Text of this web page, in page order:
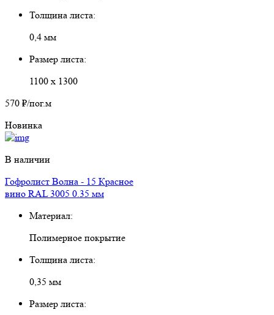
Толщина листа:
0,4 мм
Размер листа:
1100 х 1300
570 ₽/пог.м
Новинка
В наличии
Гофролист Волна - 15 Красное
вино RAL 3005 0.35 мм
Материал:
Полимерное покрытие
Толщина листа:
0,35 мм
Размер листа: